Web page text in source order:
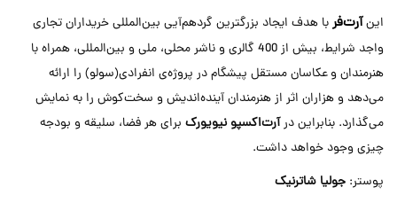
اینآرت‌فربا هدف ایجاد بزرگترین گردهم‌آیی بین‌المللی خریداران تجاری
واجد شرایط، بیش از 400 گالری و ناشر محلی، ملی و بین‌المللی، همراه با
هنرمندان و عکاسان مستقل پیشگام در پروژه‌ی انفرادی(سولو) را ارائه
می‌دهد و هزاران اثر از هنرمندان آینده‌اندیش و سخت‌کوش را به نمایش
می‌گذارد. بنابراین درآرت‌اکسپو نیویورک برای هر فضا، سلیقه و بودجه
چیزی وجود خواهد داشت.
پوستر: جولیا شاترنیک